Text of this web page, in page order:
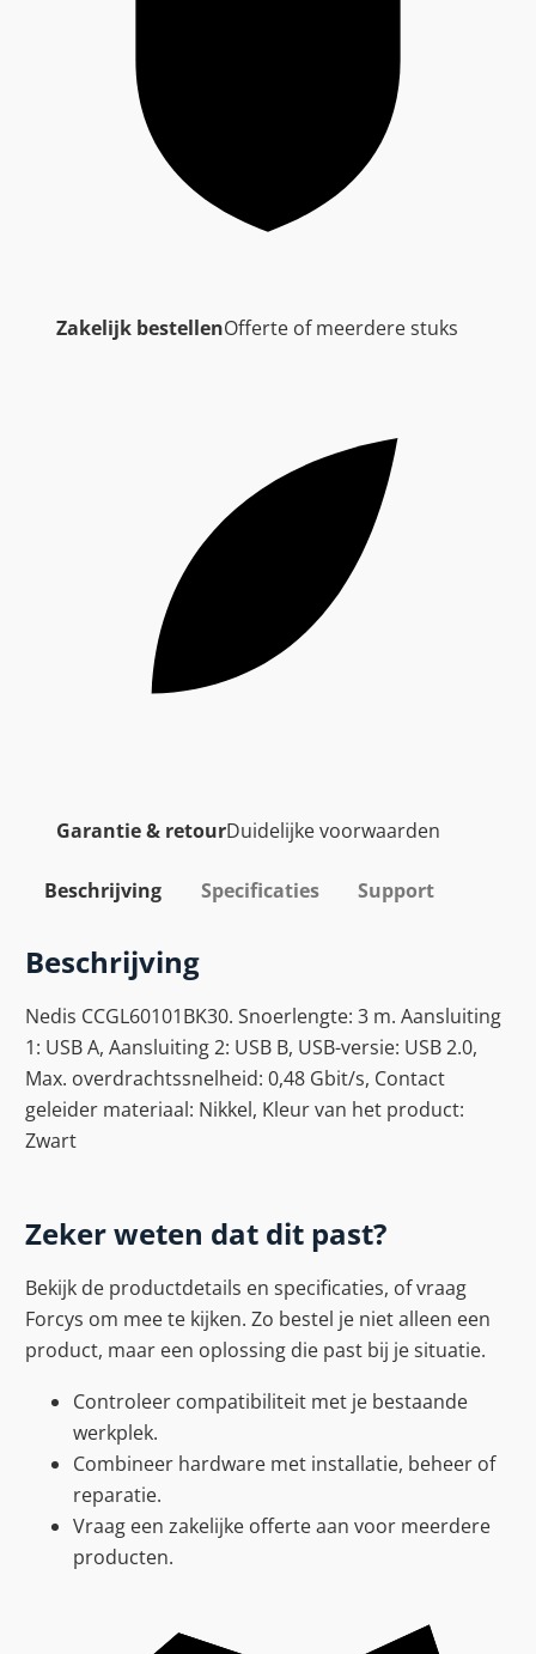
Zakelijk bestellenOfferte of meerdere stuks
Garantie & retourDuidelijke voorwaarden
Beschrijving Specificaties Support
Beschrijving
Nedis CCGL60101BK30. Snoerlengte: 3 m. Aansluiting
1: USB A, Aansluiting 2: USB B, USB-versie: USB 2.0,
Max. overdrachtssnelheid: 0,48 Gbit/s, Contact
geleider materiaal: Nikkel, Kleur van het product:
Zwart
Zeker weten dat dit past?
Bekijk de productdetails en specificaties, of vraag
Forcys om mee te kijken. Zo bestel je niet alleen een
product, maar een oplossing die past bij je situatie.
Controleer compatibiliteit met je bestaande
werkplek.
Combineer hardware met installatie, beheer of
reparatie.
Vraag een zakelijke offerte aan voor meerdere
producten.